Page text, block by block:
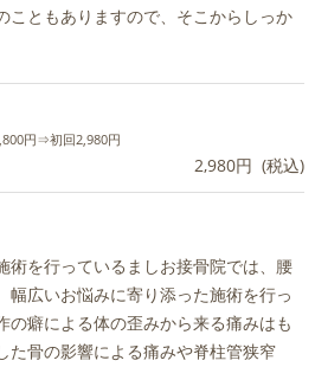
こともありますので、そこからしっか
円⇒初回2,980円
2,980円 (税込)
術を行っているましお接骨院では、腰
幅広いお悩みに寄り添った施術を行っ
の癖による体の歪みから来る痛みはも
た骨の影響による痛みや脊柱管狭窄